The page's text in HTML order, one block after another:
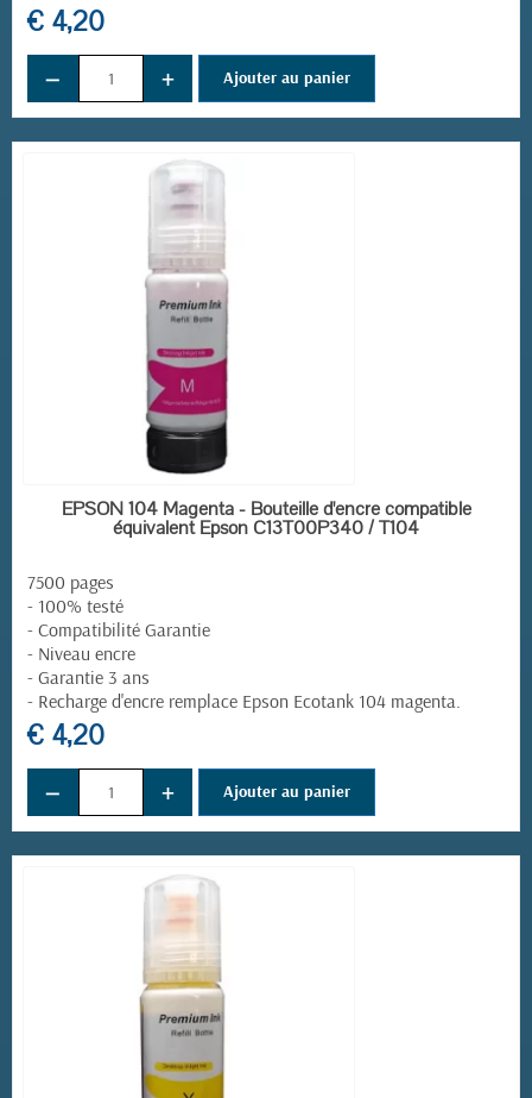
€ 4,20
− + Ajouter au panier
EN STOCK
EPSON 104 Magenta - Bouteille d'encre compatible
équivalent Epson C13T00P340 / T104
7500 pages
- 100% testé
- Compatibilité Garantie
- Niveau encre
- Garantie 3 ans
- Recharge d'encre remplace Epson Ecotank 104 magenta
€ 4,20
− + Ajouter au panier